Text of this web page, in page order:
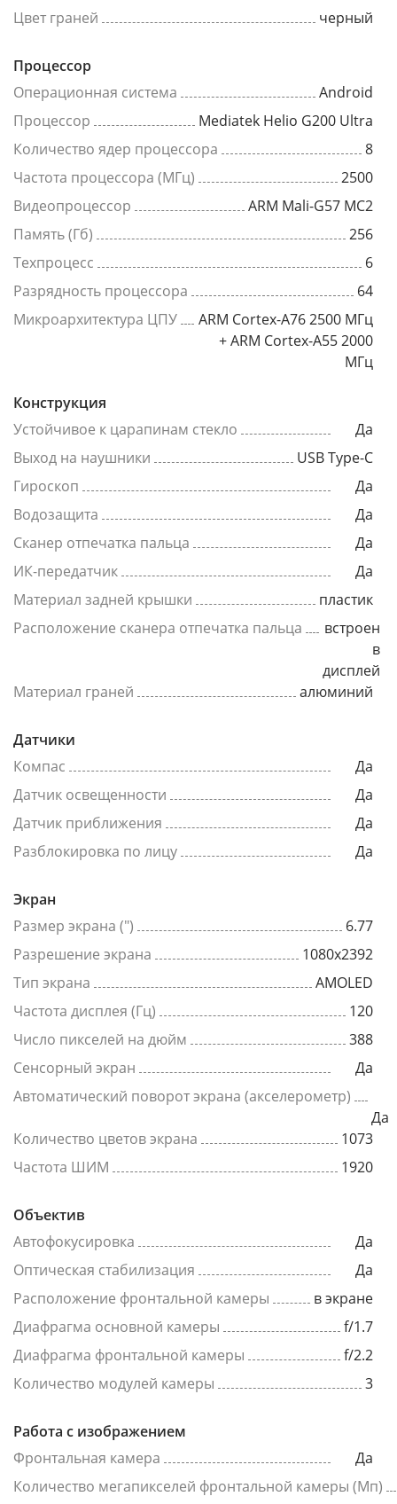
Цвет граней
черный
Процессор
Операционная система
Android
Процессор
Mediatek Helio G200 Ultra
Количество ядер процессора
8
Частота процессора (МГц)
2500
Видеопроцессор
ARM Mali-G57 MC2
Память (Гб)
256
Техпроцесс
6
Разрядность процессора
64
Микроархитектура ЦПУ
ARM Cortex-A76 2500 МГц
+ ARM Cortex-A55 2000
МГц
Конструкция
Устойчивое к царапинам стекло
Да
Выход на наушники
USB Type-C
Гироскоп
Да
Водозащита
Да
Сканер отпечатка пальца
Да
ИК-передатчик
Да
Материал задней крышки
пластик
Расположение сканера отпечатка пальца
встроен
в
дисплей
Материал граней
алюминий
Датчики
Компас
Да
Датчик освещенности
Да
Датчик приближения
Да
Разблокировка по лицу
Да
Экран
Размер экрана (")
6.77
Разрешение экрана
1080x2392
Тип экрана
AMOLED
Частота дисплея (Гц)
120
Число пикселей на дюйм
388
Сенсорный экран
Да
Автоматический поворот экрана (акселерометр)
Да
Количество цветов экрана
1073
Частота ШИМ
1920
Объектив
Автофокусировка
Да
Оптическая стабилизация
Да
Расположение фронтальной камеры
в экране
Диафрагма основной камеры
f/1.7
Диафрагма фронтальной камеры
f/2.2
Количество модулей камеры
3
Работа с изображением
Фронтальная камера
Да
Количество мегапикселей фронтальной камеры (Мп)